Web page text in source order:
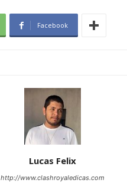
Facebook
Lucas Felix
http://www.clashroyaledicas.com